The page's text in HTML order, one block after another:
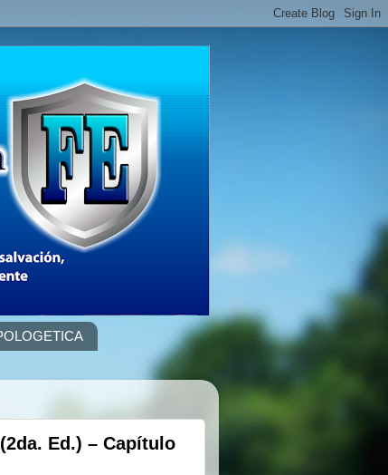
Ed.) – Capítulo